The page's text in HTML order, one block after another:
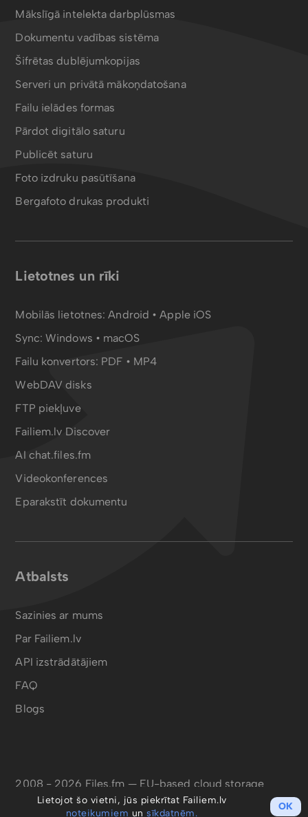
Mākslīgā intelekta darbplūsmas
Dokumentu vadības sistēma
Šifrētas dublējumkopijas
Serveri un privātā mākoņdatošana
Failu ielādes formas
Pārdot digitālo saturu
Publicēt saturu
Foto izdruku pasūtīšana
Bergafoto drukas produkti
Lietotnes un rīki
Mobilās lietotnes:Android •Apple iOS
Sync:Windows • macOS
Failu konvertors: PDF • MP4
WebDAV disks
FTP piekļuve
Failiem.lv Discover
AI chat.files.fm
Videokonferences
Eparakstīt dokumentu
Atbalsts
Sazinies ar mums
Par Failiem.lv
API izstrādātājiem
FAQ
Blogs
2008 - 2026 Files.fm — EU-based cloud storage
Lietojot šo vietni, jūs piekrītat Failiem.lv
noteikumiem unsīkdatnēm.
OK